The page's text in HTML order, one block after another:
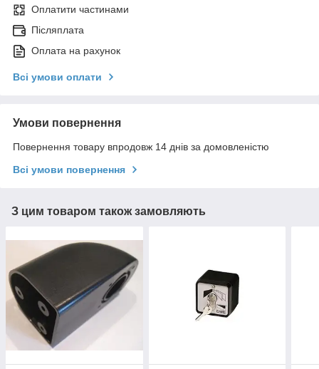
Оплатити частинами
Післяплата
Оплата на рахунок
Всі умови оплати
Умови повернення
Повернення товару впродовж 14 днів за домовленістю
Всі умови повернення
З цим товаром також замовляють